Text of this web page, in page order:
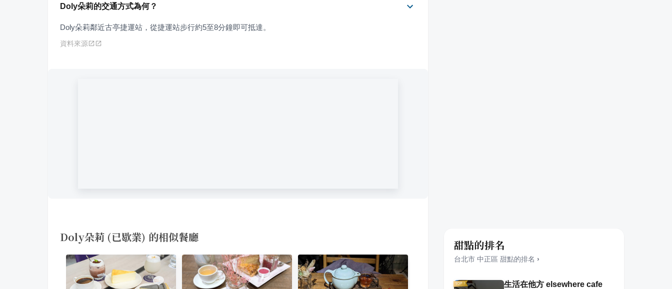
Doly朵莉的交通方式為何？
Doly朵莉鄰近古亭捷運站，從捷運站步行約5至8分鐘即可抵達。
資料來源
Doly朵莉 (已歇業) 的相似餐廳
甜點的排名
台北市 中正區 甜點的排名 ›
生活在他方 elsewhere cafe